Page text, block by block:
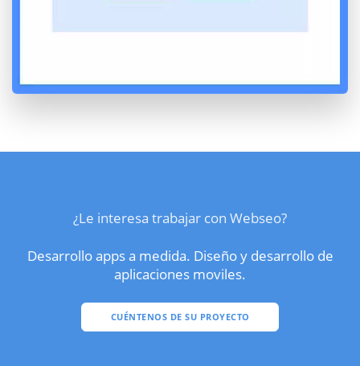
¿Le interesa trabajar con Webseo?
Desarrollo apps a medida. Diseño y desarrollo de
aplicaciones moviles.
CUÉNTENOS DE SU PROYECTO